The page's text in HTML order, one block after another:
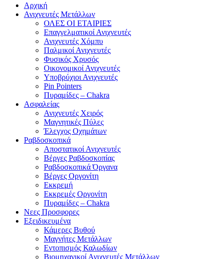
Αρχική
Ανιχνευτές Μετάλλων
ΟΛΕΣ ΟΙ ΕΤΑΙΡΙΕΣ
Επαγγελματικοί Ανιχνευτές
Ανιχνευτές Χόμπυ
Παλμικοί Ανιχνευτές
Φυσικός Χρυσός
Οικονομικοί Ανιχνευτές
Υποβρύχιοι Ανιχνευτές
Pin Pointers
Πυραμίδες – Chakra
Ασφαλείας
Ανιχνευτές Χειρός
Μαγνητικές Πύλες
Έλεγχος Οχημάτων
Ραβδοσκοπικά
Αποστατικοί Ανιχνευτές
Βέργες Ραβδοσκοπίας
Ραβδοσκοπικά Όργανα
Βέργες Οργονίτη
Εκκρεμή
Εκκρεμές Οργονίτη
Πυραμίδες – Chakra
Νεες Προσφορες
Εξειδικευμένα
Κάμερες Βυθού
Μαγνήτες Μετάλλων
Εντοπισμός Καλωδίων
Βιομηχανικοί Ανιχνευτές Μετάλλων